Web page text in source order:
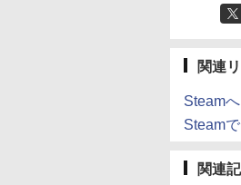
関連
Steam
Steam
関連